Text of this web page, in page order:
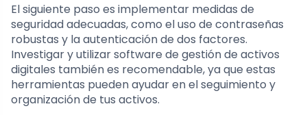
El siguiente paso es implementar medidas de
seguridad adecuadas, como el uso de contraseñas
robustas y la autenticación de dos factores.
Investigar y utilizar software de gestión de activos
digitales también es recomendable, ya que estas
herramientas pueden ayudar en el seguimiento y
organización de tus activos.